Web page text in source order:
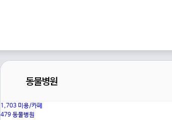
동물병원
1,703 미용/카페
479 동물병원